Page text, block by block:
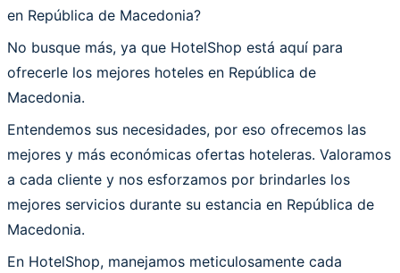
en República de Macedonia?
No busque más, ya que HotelShop está aquí para
ofrecerle los mejores hoteles en República de
Macedonia.
Entendemos sus necesidades, por eso ofrecemos las
mejores y más económicas ofertas hoteleras. Valoramos
a cada cliente y nos esforzamos por brindarles los
mejores servicios durante su estancia en República de
Macedonia.
En HotelShop, manejamos meticulosamente cada